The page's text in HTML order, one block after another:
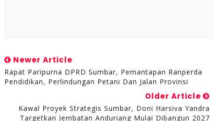
Newer Article
Rapat Paripurna DPRD Sumbar, Pemantapan Ranperda
Pendidikan, Perlindungan Petani Dan Jalan Provinsi
Older Article
Kawal Proyek Strategis Sumbar, Doni Harsiva Yandra
Targetkan Jembatan Anduriang Mulai Dibangun 2027